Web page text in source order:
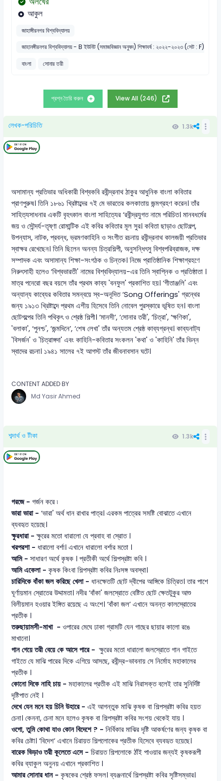
আকুল
জাহাঙ্গীরনগর বিশ্ববিদ্যালয়
জাহানঙ্গীরনগর বিশ্ববিদ্যালয় - B ইউনিট (সমাজবিজ্ঞান অনুষদ) শিক্ষাবর্ষ : ২০২২-২০২৩ (সেট : F)
বাংলা
সোনার তরী
প্রশ্ন তৈরি করুন View All (246)
লেখক-পরিচিতি 1.3k
অসামান্য প্রতিভার অধিকারী বিশ্বকবি রবীন্দ্রনাথ ঠাকুর আধুনিক বাংলা কবিতার
প্রাণপুরুষ। তিনি ১৮৬১ খ্রিষ্টাব্দের ৭ই মে ভারতের কলকাতায় জন্মগ্রহণ করেন। তাঁর
সাহিত্যসাধনার একটি বৃহৎকাল বাংলা সাহিত্যের ‘রবীন্দ্রযুগত নামে পরিচিত। মানবধর্মের
জয় ও সৌন্দর্য-তৃষ্ণা রোমান্টিক এই কবির কবিতার মূল সুর। কবিতা ছাড়াও ছোটগল্প,
উপন্যাস, নাটক, প্রবন্ধ, ভ্রমণকাহিনি ও সংগীত রচনায় রবীন্দ্রনাথ কালজয়ী প্রতিভার
স্বাক্ষর রেখেছেন। তিনি ছিলেন অনন্য চিত্রশিল্পী, অনুসন্ধিৎসু বিশ্বপরিব্রাজক, দক্ষ
সম্পাদক এবং অসামান্য শিক্ষা-সংগঠক ও চিন্তক। নিজে প্রাতিষ্ঠানিক শিক্ষাগ্রহণে
নিরুৎসাহী হলেও ‘বিশ্বভারতী' নামের বিশ্ববিদ্যালয়-এর তিনি স্বাপ্নিক ও প্রতিষ্ঠাতা ।
মাত্র পনেরো বছর বয়সে তাঁর প্রথম কাব্য 'বনফুল' প্রকাশিত হয়। ‘গীতাঞ্জলি' এবং
অন্যান্য কাব্যের কবিতার সমন্বয়ে স্ব-অনূদিত ‘Song Offerings' গ্রন্থের
জন্য ১৯১৩ খ্রিষ্টাব্দে প্রথম এশীয় হিসেবে তিনি নোবেল পুরস্কারে ভূষিত হন। বাংলা
ছোটগল্পের তিনি পথিকৃৎ ও শ্রেষ্ঠ শিল্পী। ‘মানসী’, ‘সোনার তরী', ‘চিত্রা', ‘ক্ষণিকা',
'বলাকা', ‘পুনশ্চ', ‘জন্মদিনে’, ‘শেষ লেখা' তাঁর অন্যতম শ্রেষ্ঠ কাব্যগ্রন্থ। কাব্যনাট্য
'বিসর্জন' ও 'চিত্রাঙ্গদা' এবং কাহিনি-কবিতার সংকলন 'কথা' ও 'কাহিনি' তাঁর ভিন্ন
স্বাদের রচনা। ১৯৪১ সালের ৭ই আগস্ট তাঁর জীবনাবসান ঘটে।
CONTENT ADDED BY
Md Yasir Ahmed
শব্দার্থ ও টীকা 1.3k
গরজে - গর্জন করে ৷
ভারা ভারা -‘ভারা' অর্থ ধান রাখার পাত্র। এরকম পাত্রের সমষ্টি বোঝাতে এখানে
ব্যবহৃত হয়েছে।
ক্ষুরধারা - ক্ষুরের মতো ধারালো যে প্রবাহ বা স্রোত ।
খরপরশা -ধারালো বর্শা। এখানে ধারালো বর্শার মতো ।
আমি -সাধারণ অর্থে কৃষক । প্রতীকী অর্থে শিল্পস্রষ্টা কবি ।
আমি একেলা -কৃষক কিংবা শিল্পস্রষ্টা কবির নিঃসঙ্গ অবস্থা।
চারিদিকে বাঁকা জল করিছে খেলা -ধানক্ষেতটি ছোট দ্বীপের আঙ্গিকে চিত্রিত। তার পাশে
ঘূর্ণায়মান স্রোতের উদ্দামতা। নদীর ‘বাঁকা' জলস্রোতে বেষ্টিত ছোট ক্ষেতটুকুর আশু
বিলীয়মান হওয়ার ইঙ্গিত রয়েছে এ অংশে। ‘বাঁকা জল’ এখানে অনন্ত কালস্রোতের
প্রতীক ।
তরুছায়ামসী-মাখা - ওপারের মেঘে ঢাকা গ্রামটি যেন গাছের ছায়ার কালো রঙে
মাখানো।
গান গেয়ে তরী বেয়ে কে আসে পারে -ক্ষুরের মতো ধারালো জলস্রোতে গান গাইতে
গাইতে যে মাঝি পারের দিকে এগিয়ে আসছে, রবীন্দ্র-ভাবনায় সে নির্মোহ মহাকালের
প্রতীক ।
কোনো দিকে নাহি চায় -মহাকালের প্রতীক এই মাঝি নিরাসক্ত বলেই তার সুনির্দিষ্ট
দৃষ্টিপাত নেই ।
দেখে যেন মনে হয় চিনি উহারে -এই আগন্তুক মাঝি কৃষক বা শিল্পস্রষ্টা কবির হয়ত
চেনা। কেননা, চেনা মনে হলেও কৃষক বা শিল্পস্রষ্টা কবির সংশয় থেকেই যায় ।
ওগো, তুমি কোথা যাও কোন বিদেশে ? -নির্বিকার মাঝির দৃষ্টি আকর্ষণের জন্য কৃষক বা
কবির চেষ্টা। ‘বিদেশ’ এখানে চিরায়ত শিল্পলোকের প্রতীক হিসেবে ব্যবহৃত হয়েছে।
বারেক ভিড়াও তরী কূলেতে এসে -চিরায়ত শিল্পলোকে ঠাঁই পাওয়ার জন্যই কৃষকরূপী
কবির ব্যাকুল অনুনয় এখানে প্রকাশিত ।
আমার সোনার ধান -কৃষকের শ্রেষ্ঠ ফসল। ব্যঞ্জনার্থে শিল্পস্রষ্টা কবির সৃষ্টিসম্ভার।